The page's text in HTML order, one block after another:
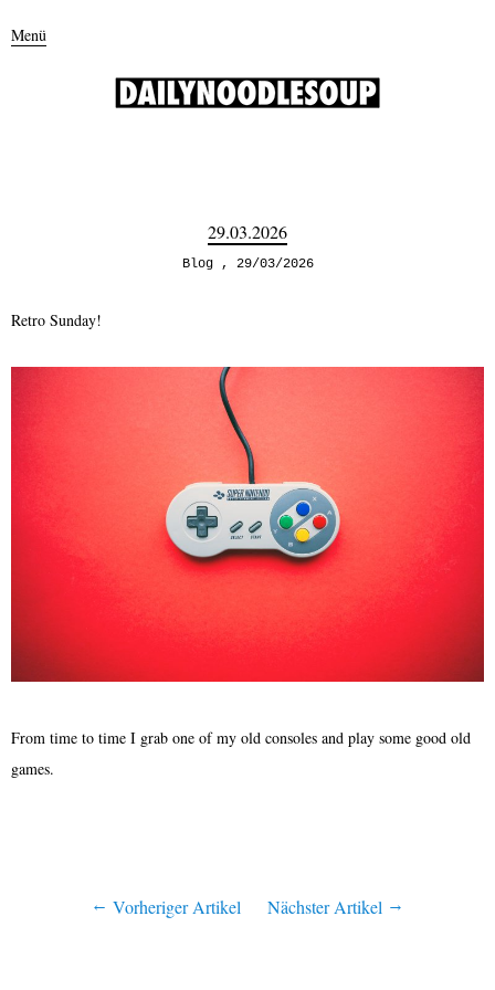
Menü
29.03.2026
Blog 29/03/2026
Retro Sunday!
From time to time I grab one of my old consoles and play some good old
games.
Vorheriger Artikel Nächster Artikel